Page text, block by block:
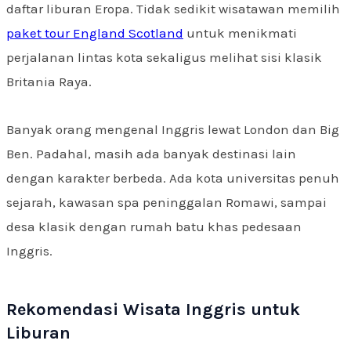
daftar liburan Eropa. Tidak sedikit wisatawan memilih
paket tour England Scotland untuk menikmati
perjalanan lintas kota sekaligus melihat sisi klasik
Britania Raya.
Banyak orang mengenal Inggris lewat London dan Big
Ben. Padahal, masih ada banyak destinasi lain
dengan karakter berbeda. Ada kota universitas penuh
sejarah, kawasan spa peninggalan Romawi, sampai
desa klasik dengan rumah batu khas pedesaan
Inggris.
Rekomendasi Wisata Inggris untuk
Liburan